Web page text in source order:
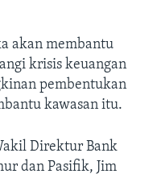
akan membantu
krisis keuangan
pembentukan
kawasan itu.
Direktur Bank
dan Pasifik, Jim